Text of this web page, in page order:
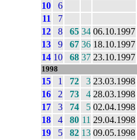
10
6
11
7
12
8 65 34 06.10.1997
13
9 67 36 18.10.1997
14 10 68 37 23.10.1997
1998
15 1 72 3 23.03.1998
16
2 73 4 28.03.1998
17
3 74 5 02.04.1998
18
4 80 11 29.04.1998
19
5 82 13 09.05.1998